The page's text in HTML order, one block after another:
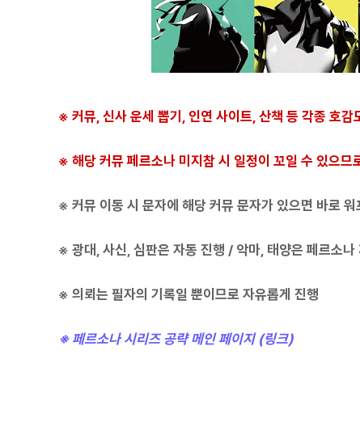
※ 커뮤, 신사 운세 뽑기, 인연 사이트, 산책 등 각종 호
※ 해당 커뮤 페르소나 미지참 시 일정이 꼬일 수 있으므
※ 커뮤 이동 시 문자에 해당 커뮤 문자가 있으면 바로 워
※ 광대, 사신, 심판은 자동 진행 / 악마, 태양은 페르소나
※ 의뢰는 필자의 기록일 뿐이므로 자유롭게 진행
※ 페르소나 시리즈 공략 메인 페이지 (링크)